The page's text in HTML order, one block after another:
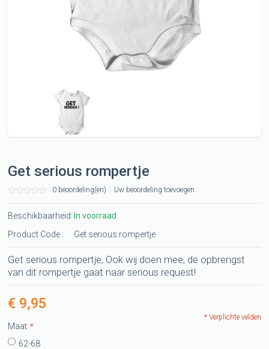
Get serious rompertje
0 beoordeling(en) Uw beoordeling toevoegen
Beschikbaarheid: In voorraad
Product Code :
Get serious rompertje
Get serious rompertje, Ook wij doen mee, de opbrengst
van dit rompertje gaat naar serious request!
€ 9,95
*
Maat
62-68
* Verplichte velden